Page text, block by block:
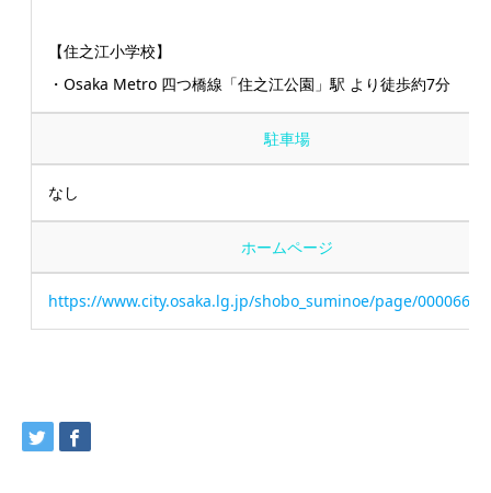
【住之江小学校】
・Osaka Metro 四つ橋線「住之江公園」駅 より徒歩約7分
駐車場
なし
ホームページ
https://www.city.osaka.lg.jp/shobo_suminoe/page/